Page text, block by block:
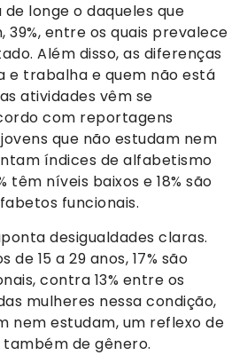
de longe o daqueles que
entre os quais prevalece
Além disso, as diferenças
e trabalha e quem não está
atividades vêm se
com reportagens
que não estudam nem
índices de alfabetismo
têm níveis baixos e 18% são
funcionais.
desigualdades claras.
de 15 a 29 anos, 17% são
contra 13% entre os
mulheres nessa condição,
nem estudam, um reflexo de
de gênero.